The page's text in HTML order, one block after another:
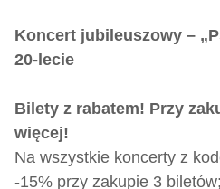
Koncert jubileuszowy –
20-lecie
Bilety z rabatem! Przy
więcej!
Na wszystkie koncerty z
-15% przy zakupie 3 biletów;